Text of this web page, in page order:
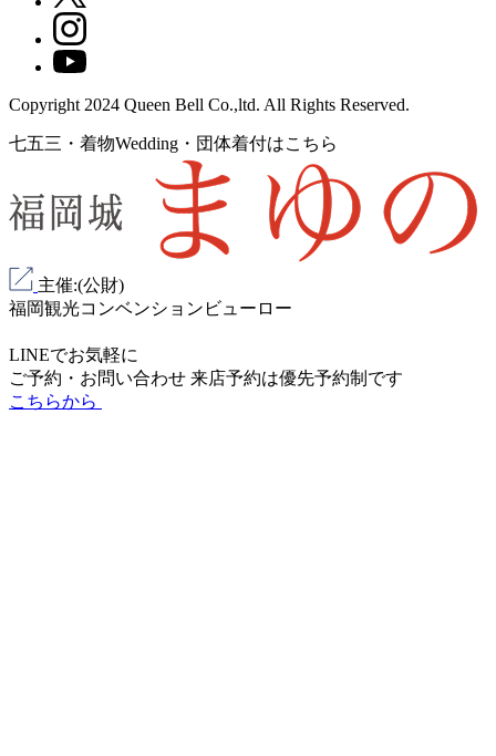
Copyright 2024 Queen Bell Co.,ltd. All Rights Reserved.
七五三・着物Wedding・団体着付はこちら
主催:(公財)
福岡観光コンベンションビューロー
LINEでお気軽に
ご予約・お問い合わせ 来店予約は優先予約制 です
こちらから